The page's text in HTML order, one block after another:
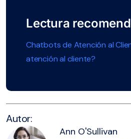
Lectura
Chatbots de Atención al
atención al cliente?
Autor:
Ann O'Sullivan